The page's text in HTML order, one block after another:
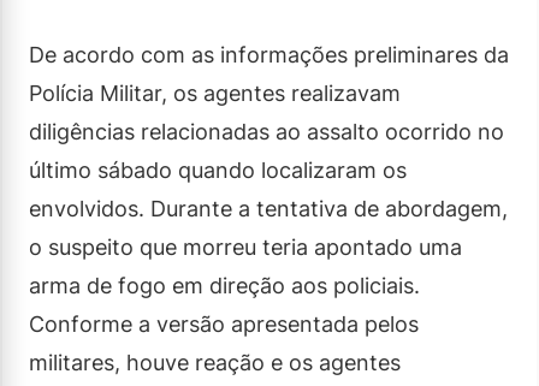
De acordo com as informações preliminares da
Polícia Militar, os agentes realizavam
diligências relacionadas ao assalto ocorrido no
último sábado quando localizaram os
envolvidos. Durante a tentativa de abordagem,
o suspeito que morreu teria apontado uma
arma de fogo em direção aos policiais.
Conforme a versão apresentada pelos
militares, houve reação e os agentes